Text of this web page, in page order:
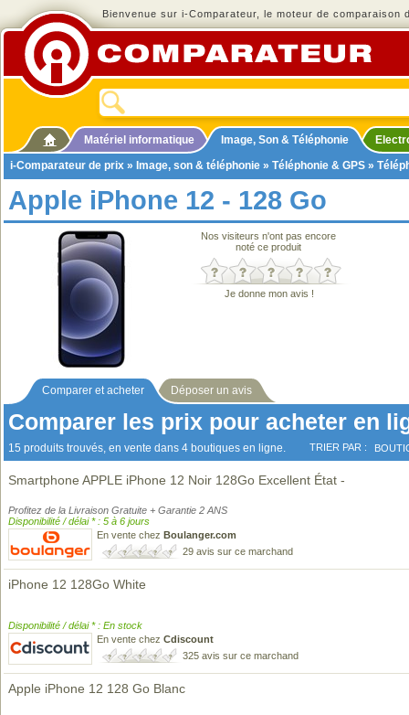
Bienvenue sur i-Comparateur, le moteur de comparaison
Matériel informatique Image, Son & Téléphonie
i-Comparateur de prix » Image, son & téléphonie » Téléphonie & GPS »
Apple iPhone 12 - 128 Go
Nos visiteurs n'ont pas encore
noté ce produit
Je donne mon avis !
Comparer et acheter Déposer un avis
Comparer les prix pour acheter en
15 produits trouvés, en vente dans 4 boutiques en ligne. TRIER PAR :
Smartphone APPLE iPhone 12 Noir 128Go Excellent État -
Profitez de la Livraison Gratuite + Garantie 2 ANS
Disponibilité / délai * : 5 à 6 jours
En vente chez Boulanger.com
29 avis sur ce marchand
iPhone 12 128Go White
Disponibilité / délai * : En stock
En vente chez Cdiscount
325 avis sur ce marchand
Apple iPhone 12 128 Go Blanc